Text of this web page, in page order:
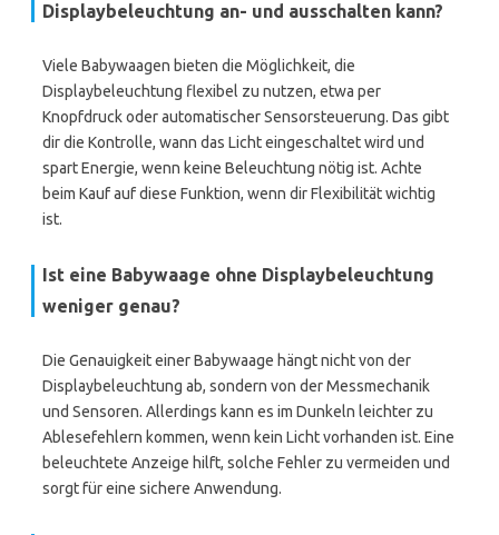
Displaybeleuchtung an- und ausschalten kann?
Viele Babywaagen bieten die Möglichkeit, die
Displaybeleuchtung flexibel zu nutzen, etwa per
Knopfdruck oder automatischer Sensorsteuerung. Das gibt
dir die Kontrolle, wann das Licht eingeschaltet wird und
spart Energie, wenn keine Beleuchtung nötig ist. Achte
beim Kauf auf diese Funktion, wenn dir Flexibilität wichtig
ist.
Ist eine Babywaage ohne Displaybeleuchtung
weniger genau?
Die Genauigkeit einer Babywaage hängt nicht von der
Displaybeleuchtung ab, sondern von der Messmechanik
und Sensoren. Allerdings kann es im Dunkeln leichter zu
Ablesefehlern kommen, wenn kein Licht vorhanden ist. Eine
beleuchtete Anzeige hilft, solche Fehler zu vermeiden und
sorgt für eine sichere Anwendung.